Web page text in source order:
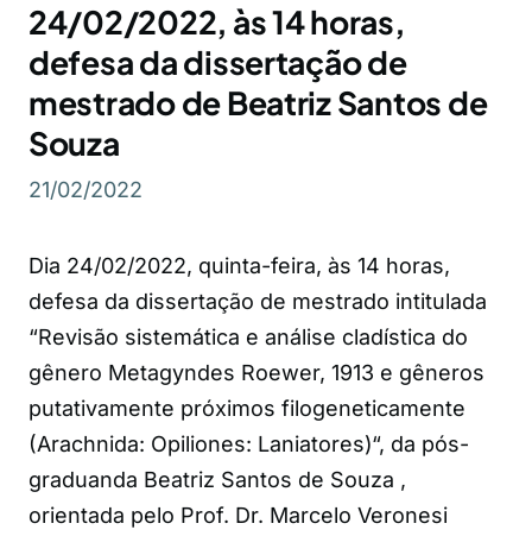
24/02/2022, às 14 horas,
defesa da dissertação de
mestrado de Beatriz Santos de
Souza
21/02/2022
Dia 24/02/2022, quinta-feira, às 14 horas,
defesa da dissertação de mestrado intitulada
“Revisão sistemática e análise cladística do
gênero Metagyndes Roewer, 1913 e gêneros
putativamente próximos filogeneticamente
(Arachnida: Opiliones: Laniatores)“, da pós-
graduanda Beatriz Santos de Souza ,
orientada pelo Prof. Dr. Marcelo Veronesi